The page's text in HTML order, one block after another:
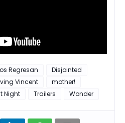
Regresan
Disjointed
Vincent
mother!
Night Trailers Wonder